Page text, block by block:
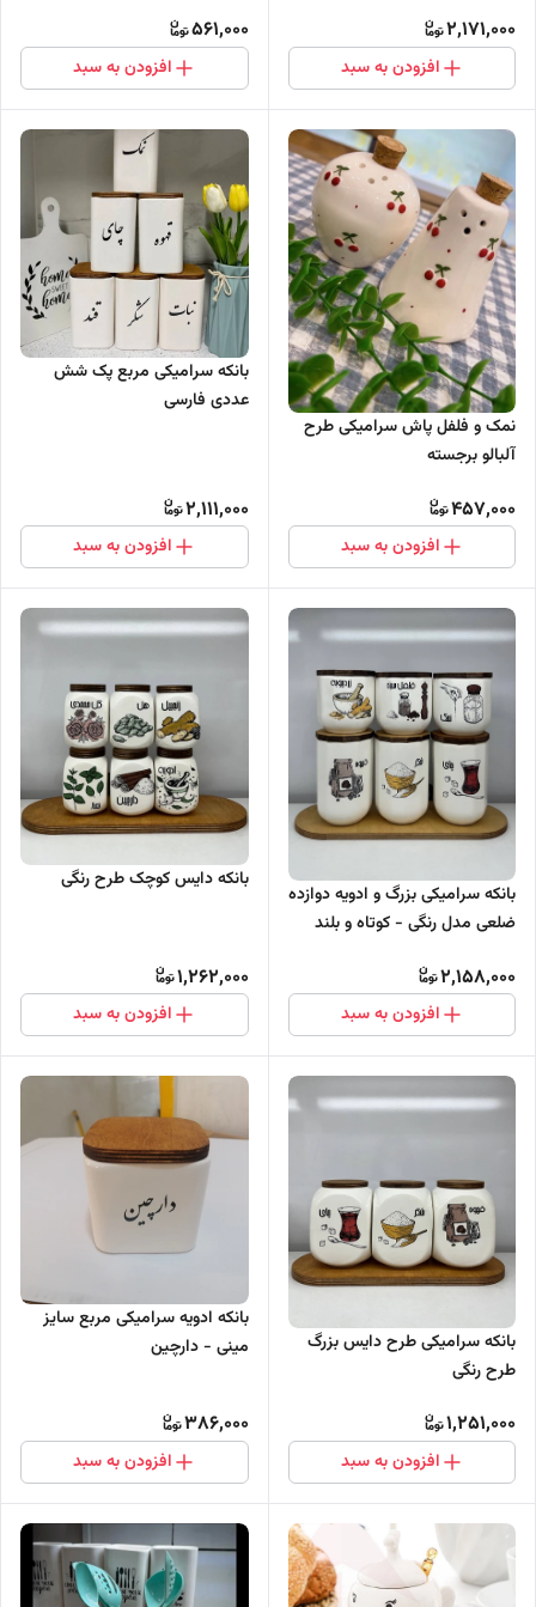
2,171,000
افزودن به سبد
561,000
افزودن به سبد
نمک و فلفل پاش سرامیکی طرح
آلبالو برجسته
457,000
افزودن به سبد
بانکه سرامیکی مربع پک شش
عددی فارسی
2,111,000
افزودن به سبد
بانکه سرامیکی بزرگ و ادویه دوازده
ضلعی مدل رنگی - کوتاه و بلند
2,158,000
افزودن به سبد
بانکه دایس کوچک طرح رنگی
1,262,000
افزودن به سبد
بانکه سرامیکی طرح دایس بزرگ
طرح رنگی
1,251,000
افزودن به سبد
بانکه ادویه سرامیکی مربع سایز
مینی - دارچین
386,000
افزودن به سبد